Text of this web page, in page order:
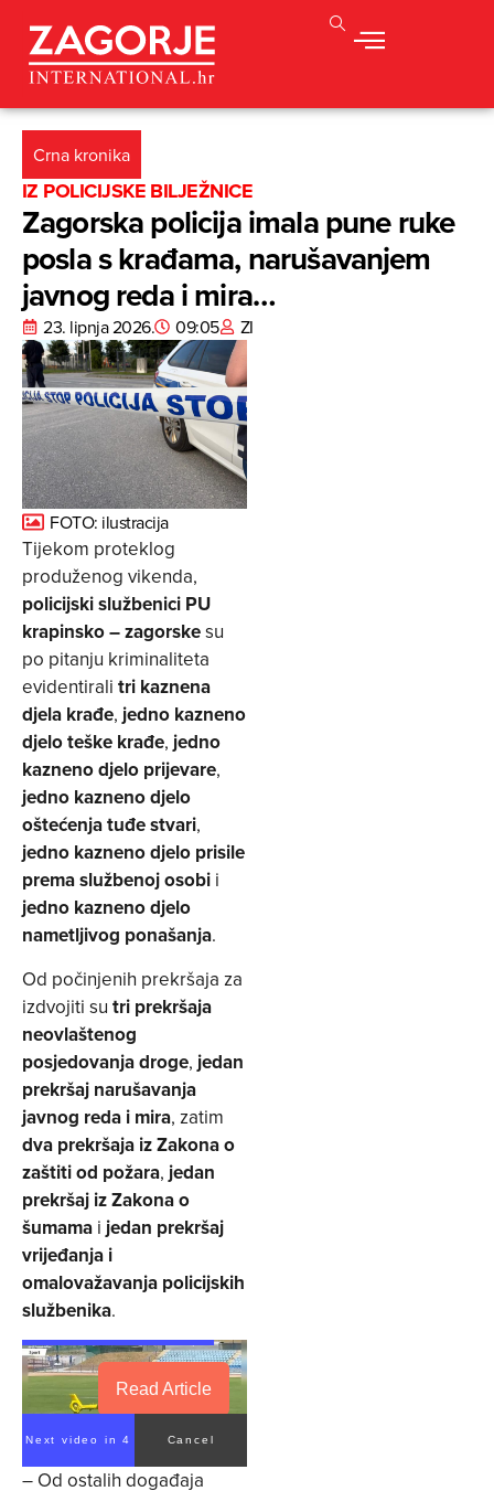
Crna kronika
IZ POLICIJSKE BILJEŽNICE
Zagorska policija imala pune ruke
posla s krađama, narušavanjem
javnog reda i mira…
23. lipnja 2026. 09:05 ZI
FOTO: ilustracija
Tijekom proteklog
produženog vikenda,
policijski službenici PU
krapinsko – zagorskesu
po pitanju kriminaliteta
evidentirali tri kaznena
djela krađe, jedno kazneno
djelo teške krađe, jedno
kazneno djelo prijevare,
jedno kazneno djelo
oštećenja tuđe stvari,
jedno kazneno djelo prisile
prema službenoj osobi i
jedno kazneno djelo
nametljivog ponašanja.
Od počinjenih prekršaja za
izdvojiti su tri prekršaja
neovlaštenog
posjedovanja droge, jedan
prekršaj narušavanja
javnog reda i mira, zatim
dva prekršaja iz Zakona o
zaštiti od požara, jedan
prekršaj iz Zakona o
šumama i jedan prekršaj
vrijeđanja i
omalovažavanja policijskih
službenika.
Read Article
Next video in 4 Cancel
– Od ostalih događaja